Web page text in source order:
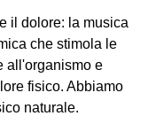
il dolore: la musica
che stimola le
all'organismo e
fisico. Abbiamo
naturale.